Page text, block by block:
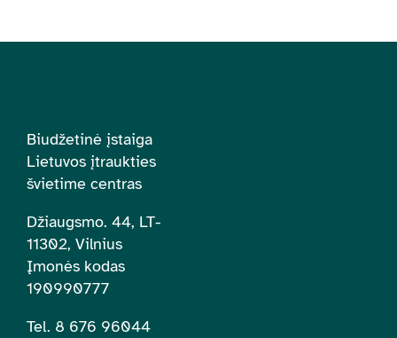
Biudžetinė įstaiga
Lietuvos įtraukties
švietime centras
Džiaugsmo. 44, LT-
11302, Vilnius
Įmonės kodas
190990777
Tel. 8 676 96044